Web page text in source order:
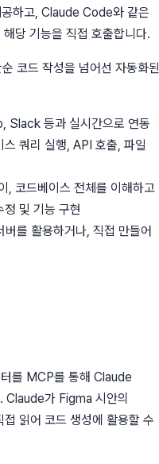
하고, Claude Code와 같은
당 기능을 직접 호출합니다.
코드 작성을 넘어선 자동화된
Slack 등과 실시간으로 연동
쿼리 실행, API 호출, 파일
, 코드베이스 전체를 이해하고
및 기능 구현
를 활용하거나, 직접 만들어
를 MCP를 통해 Claude
Claude가 Figma 시안의
읽어 코드 생성에 활용할 수